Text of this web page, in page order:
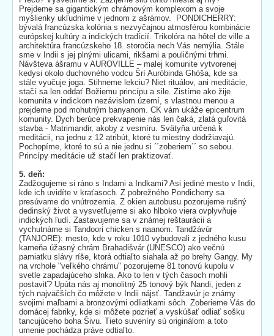
Prejdeme sa gigantickým chrámovým komplexom a svoje
myšlienky ukľudníme v jednom z ašrámov. PONDICHERRY:
bývalá francúzska kolónia s nezvyčajnou atmosférou kombinácie
európskej kultúry a indických tradícií. Trikolóra na hôtel de ville a
architektúra francúzskeho 18. storočia nech Vás nemýlia. Stále
sme v Indii s jej plnými ulicami, rikšami a pouličnými trhmi.
Návšteva ášramu v AUROVILLE – malej komunite vytvorenej
kedysi okolo duchovného vodcu Šrí Auróbinda Ghóša, kde sa
stále vyučuje joga. Stihneme lekciu? Niet rituálov, ani meditácie,
stačí sa len oddať Božiemu princípu a sile. Zistíme ako žije
komunita v indickom nezávislom území, s vlastnou menou a
prejdeme pod mohutným banyanom. CK vám ukáže epicentrum
komunity. Dych berúce prekvapenie nás len čaká, zlatá guľovitá
stavba - Matrimandir, akoby z vesmíru. Svätyňa určená k
meditácii, na jednu z 12 atribút, ktoré tu miestny dodržiavajú.
Pochopíme, ktoré to sú a nie jednu si ´´zoberiem´´ so sebou.
Princípy meditácie už stačí len praktizovať.
5. deň:
Zadžogujeme si ráno s Indami a Indkami? Asi jediné mesto v Indii,
kde ich uvidíte v kraťasoch. Z pobrežného Pondicherry sa
presúvame do vnútrozemia. Z okien autobusu pozorujeme rušný
dedinský život a vysvetľujeme si ako hlboko viera ovplyvňuje
indických ľudí. Zastavujeme sa v známej reštaurácii a
vychutnáme si Tandoori chicken s naanom. Tandžávúr
(TANJORE): mesto, kde v roku 1010 vybudovali z jedného kusu
kameňa úžasný chrám Brahadišvár (UNESCO) ako večnú
pamiatku slávy ríše, ktorá odtiaľto siahala až po brehy Gangy. My
na vrchole "veľkého chrámu" pozorujeme 81 tonovú kupolu v
svetle zapadajúceho slnka. Ako to len v tých časoch mohli
postaviť? Upúta nás aj monolitný 25 tonový býk Nandi, jeden z
tých najväčších čo môžete v Indii nájsť. Tandžavúr je známy
svojimi maľbami a bronzovými odliatkami sôch. Zoberieme Vás do
domácej fabriky, kde si môžete pozrieť a vyskúšať odliať sošku
tancujúceho boha Šivu. Tieto suveníry sú originálom a toto
umenie pochádza práve odtiaľto.